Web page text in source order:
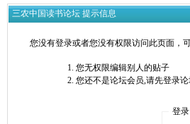
三农中国读书论坛 提示信息
您没有登录或者您没有权限访问此页面，
您无权限编辑别人的贴子
您还不是论坛会员,请先登录
登录